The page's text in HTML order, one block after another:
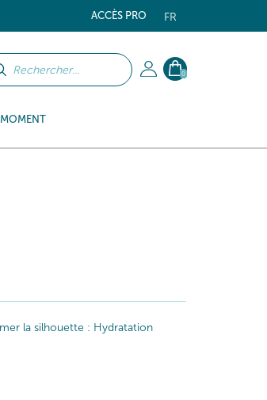
FR
ACCÈS PRO
0
la silhouette : Hydratation